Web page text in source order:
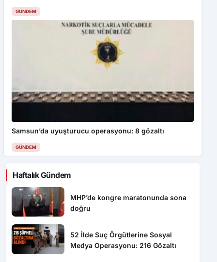
GÜNDEM
Samsun’da uyuşturucu operasyonu: 8 gözaltı
GÜNDEM
Haftalık Gündem
MHP’de kongre maratonunda sona
doğru
52 İlde Suç Örgütlerine Sosyal
Medya Operasyonu: 216 Gözaltı